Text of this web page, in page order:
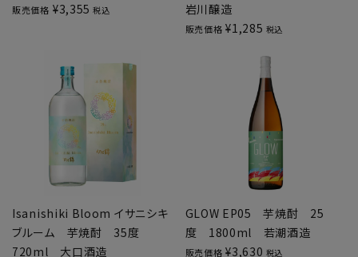
販売価格 ¥3,355 税込
岩川醸造
販売価格 ¥1,285 税込
Isanishiki Bloom イサニシキ
ブルーム 芋焼酎 35度
720ml 大口酒造
GLOW EP05 芋焼酎 25
度 1800ml 若潮酒造
販売価格 ¥3,630 税込